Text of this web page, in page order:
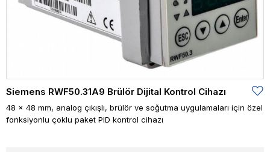
Siemens RWF50.31A9 Brülör Dijital Kontrol Cihazı
48 x 48 mm, analog çıkışlı, brülör ve soğutma uygulamaları için özel
fonksiyonlu çoklu paket PID kontrol cihazı